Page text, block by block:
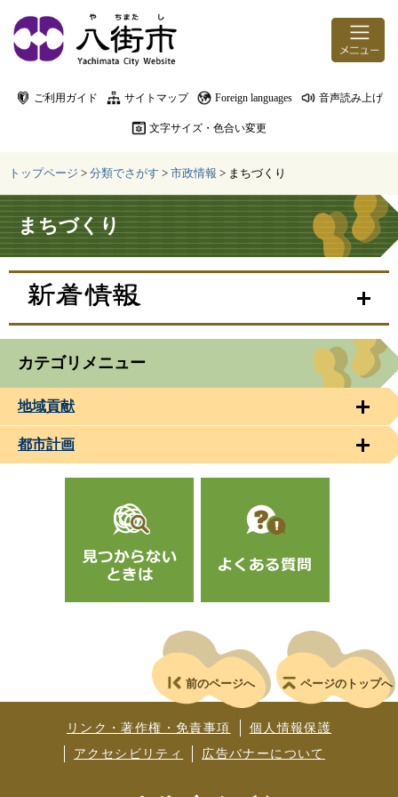
ご利用ガイド サイトマップ Foreign languages 音声読み上げ
文字サイズ・色合い変更
トップページ > 分類でさがす > 市政情報 > まちづくり
本文
まちづくり
カテゴリメニュー
地域貢献
都市計画
前のページへ ページのトップへ
リンク・著作権・免責事項
個人情報保護
アクセシビリティ
広告バナーについて